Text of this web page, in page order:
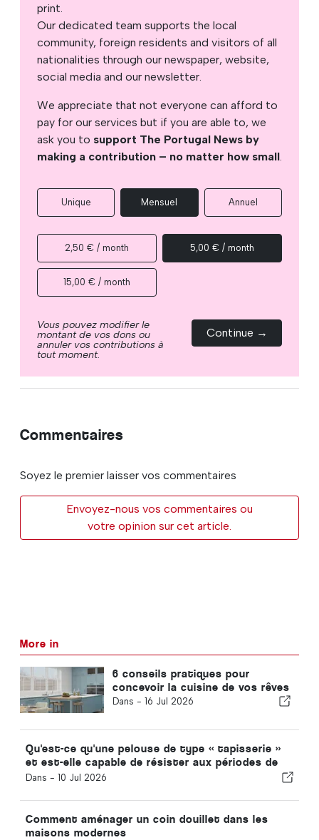
print.
Our dedicated team supports the local
community, foreign residents and visitors of all
nationalities through our newspaper, website,
social media and our newsletter.
We appreciate that not everyone can afford to
pay for our services but if you are able to, we
ask you to support The Portugal News by
making a contribution – no matter how small
Unique Mensuel Annuel
2,50 € / month 5,00 € / month
15,00 € / month
Vous pouvez modifier le
montant de vos dons ou
annuler vos contributions à
tout moment.
Continue →
Commentaires
Soyez le premier laisser vos commentaires
Envoyez-nous vos commentaires ou
votre opinion sur cet article.
More in
6 conseils pratiques pour
concevoir la cuisine de vos rêves
Dans - 16 Jul 2026
Qu'est-ce qu'une pelouse de type « tapisserie »
et est-elle capable de résister aux périodes de
sécheresse ?
Dans - 10 Jul 2026
Comment aménager un coin douillet dans les
maisons modernes